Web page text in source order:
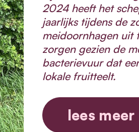
2024 heeft het
jaarlijks tijdens de
meidoornhagen uit
zorgen gezien de
bacterievuur dat
lokale fruitteelt.
lees meer